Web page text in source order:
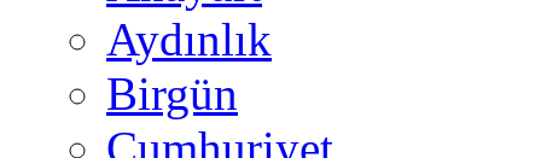
Aydınlık
Birgün